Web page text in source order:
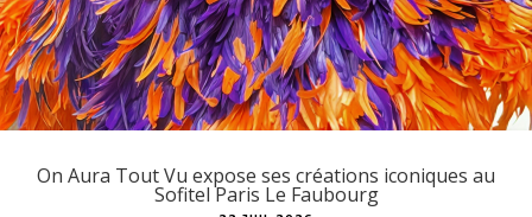
On Aura Tout Vu expose ses créations iconiques au
Sofitel Paris Le Faubourg